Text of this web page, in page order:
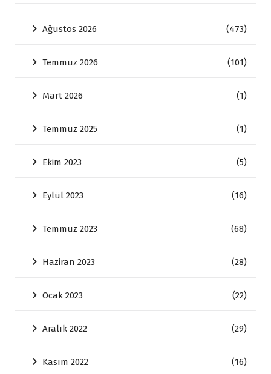
Ağustos 2026 (473)
Temmuz 2026 (101)
Mart 2026 (1)
Temmuz 2025 (1)
Ekim 2023 (5)
Eylül 2023 (16)
Temmuz 2023 (68)
Haziran 2023 (28)
Ocak 2023 (22)
Aralık 2022 (29)
Kasım 2022 (16)